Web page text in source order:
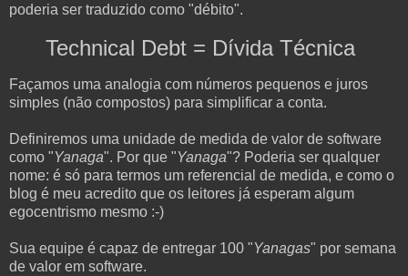
poderia ser traduzido como "débito".
Technical Debt = Dívida Técnica
Façamos uma analogia com números pequenos e juros
simples (não compostos) para simplificar a conta.
Definiremos uma unidade de medida de valor de software
como "Yanaga". Por que "Yanaga"? Poderia ser qualquer
nome: é só para termos um referencial de medida, e como o
blog é meu acredito que os leitores já esperam algum
egocentrismo mesmo :-)
Sua equipe é capaz de entregar 100 "Yanagas" por semana
de valor em software.